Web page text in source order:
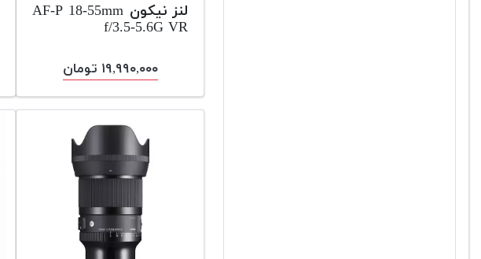
لنز نیکون AF-P 18-55mm
f/3.5-5.6G VR
۱۹,۹۹۰,۰۰۰ تومان